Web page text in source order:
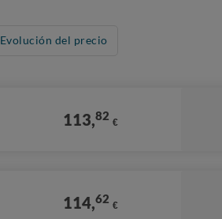
Evolución del precio
113,82 €
114,62 €